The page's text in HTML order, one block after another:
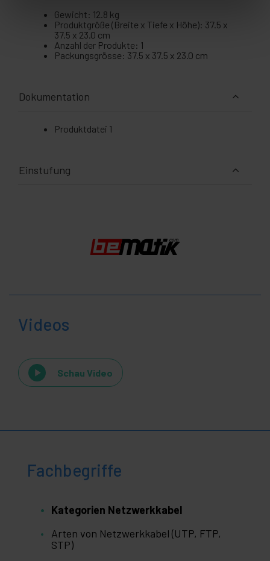
Gewicht: 12.8 kg
Produktgröße (Breite x Tiefe x Höhe): 37.5 x
37.5 x 23.0 cm
Anzahl der Produkte: 1
Packungsgrösse: 37.5 x 37.5 x 23.0 cm
Dokumentation
Produktdatei 1
Einstufung
Videos
Schau Video
Fachbegriffe
Kategorien Netzwerkkabel
Arten von Netzwerkkabel (UTP, FTP,
STP)